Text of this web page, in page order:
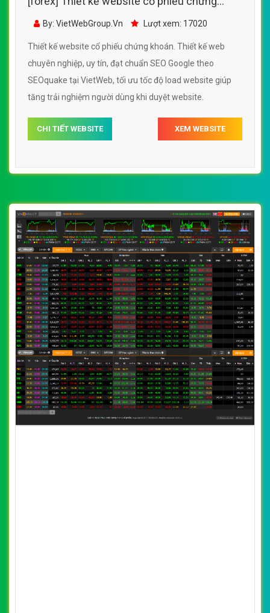
khoán đẹp, chuyên nghiệp chuẩn SEO
By: VietWebGroup.Vn Lượt xem: 17020
Thiết kế website cổ phiếu chứng khoán. Thiết kế web
chuyên nghiệp, uy tín, đạt chuẩn SEO Google theo
SEOquake tại VietWeb, tối ưu tốc độ load website giúp
tăng trải nghiệm người dùng khi duyệt website.
CHI TIẾT WEBSITE XEM WEBSITE